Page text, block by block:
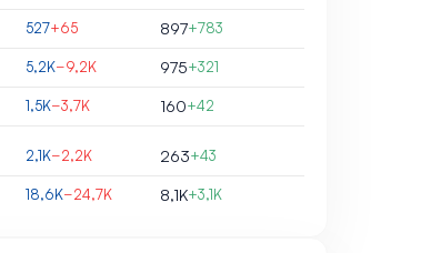
527+65 897+783
5,2K−9,2K 975+321
1,5K−3,7K 160+42
2,1K−2,2K 263+43
18,6K−24,7K 8,1K+3,1K